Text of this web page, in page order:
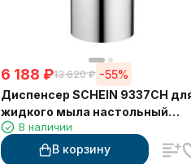
6 188 ₽13 620 ₽ -55%
Диспенсер SCHEIN 9337CH
жидкого мыла настольный
хромВ наличии
В корзину